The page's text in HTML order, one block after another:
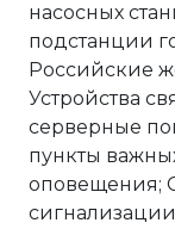
насосных
подстанции
Российские
Устройства
серверные
пункты
оповещения;